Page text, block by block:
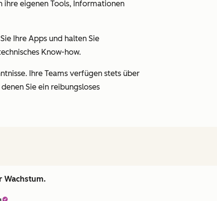
ihre eigenen Tools, Informationen
Ihre Apps und halten Sie
Know-how.
Ihre Teams verfügen stets über
Sie ein reibungsloses
Wachstum.